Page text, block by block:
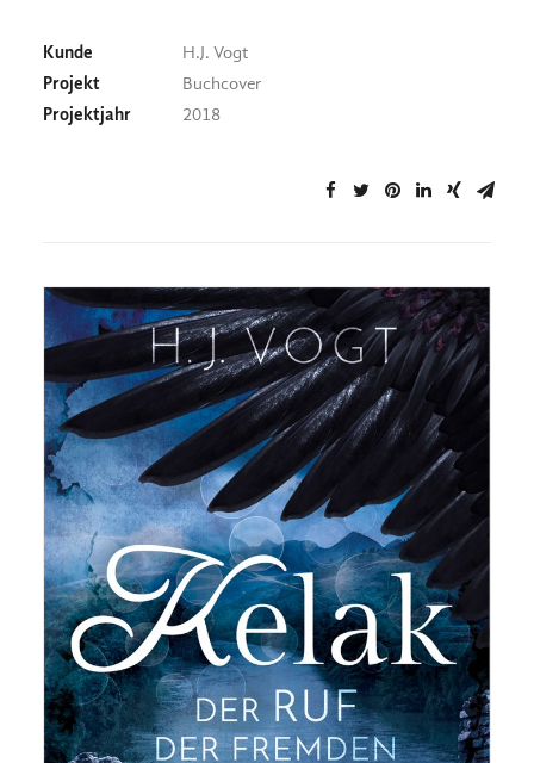
Kunde
H.J. Vogt
Projekt
Buchcover
Projektjahr
2018